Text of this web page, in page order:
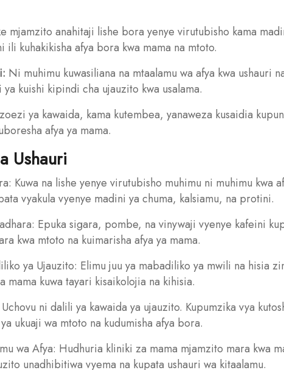
mjamzito anahitaji lishe bora yenye virutubisho kama
kuhakikisha afya bora kwa mama na mtoto.
Ni muhimu kuwasiliana na mtaalamu wa afya kwa ushauri
ya kuishi kipindi cha ujauzito kwa usalama.
ya kawaida, kama kutembea, yanaweza kusaidia
afya ya mama.
Ushauri
Kuwa na lishe yenye virutubisho muhimu ni muhimu kwa
vyakula vyenye madini ya chuma, kalsiamu, na protini.
Epuka sigara, pombe, na vinywaji vyenye kafeini
kwa mtoto na kuimarisha afya ya mama.
ya Ujauzito: Elimu juu ya mabadiliko ya mwili na hisia
mama kuwa tayari kisaikolojia na kihisia.
ni dalili ya kawaida ya ujauzito. Kupumzika vya
ukuaji wa mtoto na kudumisha afya bora.
wa Afya: Hudhuria kliniki za mama mjamzito mara kwa
unadhibitiwa vyema na kupata ushauri wa kitaalamu.